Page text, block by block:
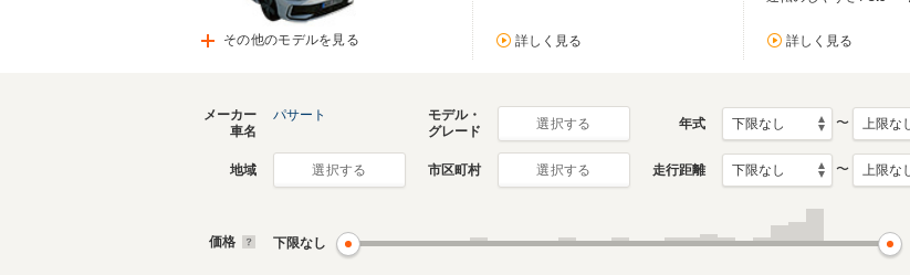
その他のモデルを見る 詳しく見る 詳しく見る
生産モデル
生産モデル
生産モデル
メーカー
車名
パサート
モデル・
グレード
選択する 年式 〜
地域 選択する 市区町村 選択する 走行距離 〜
価格 下限なし